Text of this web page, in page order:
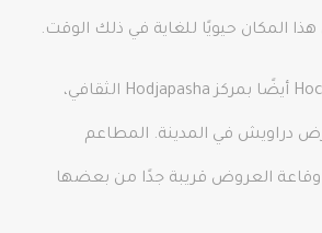
المكان حيويًا للغاية في ذلك الوقت.
يشتهر شارع Hocapasha أيضًا بمركز Hodjapasha الثقافي،
دراويش في المدينة. المطاعم
وقاعة العروض قريبة جدًا من بعضها